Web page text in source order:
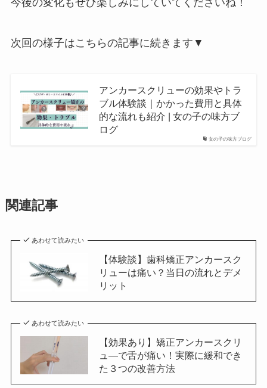
今後の変化もぜひ楽しみにしていてくださいね！
次回の様子はこちらの記事に続きます▼
女の子の味方ブログ
アンカースクリューの効果やトラ
ブル体験談｜かかった費用と具体
的な流れも紹介 | 女の子の味方ブ
ログ
関連記事
あわせて読みたい
【体験談】歯科矯正アンカースク
リューは痛い？当日の流れとデメ
リット
あわせて読みたい
【効果あり】矯正アンカースクリ
ュ―で舌が痛い！実際に緩和でき
た３つの改善方法